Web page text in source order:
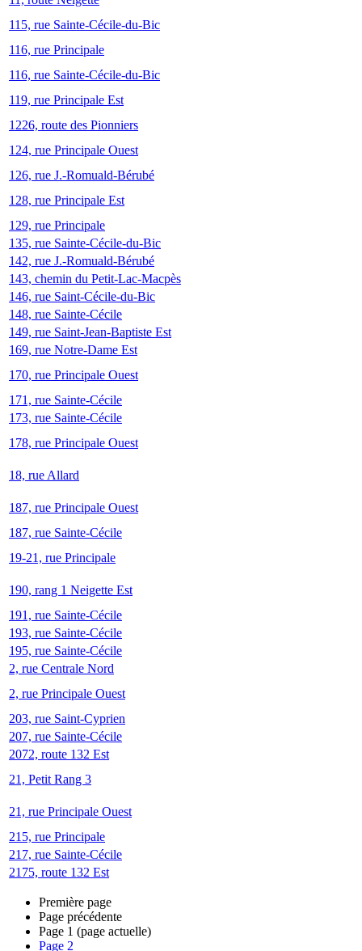
115, rue Sainte-Cécile-du-Bic
116, rue Principale
116, rue Sainte-Cécile-du-Bic
119, rue Principale Est
1226, route des Pionniers
124, rue Principale Ouest
126, rue J.-Romuald-Bérubé
128, rue Principale Est
129, rue Principale
135, rue Sainte-Cécile-du-Bic
142, rue J.-Romuald-Bérubé
143, chemin du Petit-Lac-Macpès
146, rue Saint-Cécile-du-Bic
148, rue Sainte-Cécile
149, rue Saint-Jean-Baptiste Est
169, rue Notre-Dame Est
170, rue Principale Ouest
171, rue Sainte-Cécile
173, rue Sainte-Cécile
178, rue Principale Ouest
18, rue Allard
187, rue Principale Ouest
187, rue Sainte-Cécile
19-21, rue Principale
190, rang 1 Neigette Est
191, rue Sainte-Cécile
193, rue Sainte-Cécile
195, rue Sainte-Cécile
2, rue Centrale Nord
2, rue Principale Ouest
203, rue Saint-Cyprien
207, rue Sainte-Cécile
2072, route 132 Est
21, Petit Rang 3
21, rue Principale Ouest
215, rue Principale
217, rue Sainte-Cécile
2175, route 132 Est
Première page
Page précédente
Page 1 (page actuelle)
Page 2